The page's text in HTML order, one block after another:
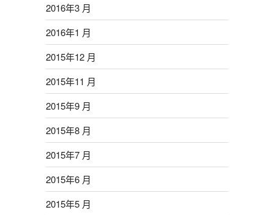
2016年3 月
2016年1 月
2015年12 月
2015年11 月
2015年9 月
2015年8 月
2015年7 月
2015年6 月
2015年5 月